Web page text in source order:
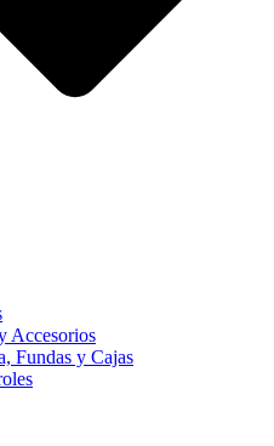
Accesorios
Fundas y Cajas